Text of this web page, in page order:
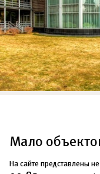
Мало
На сайте представлены